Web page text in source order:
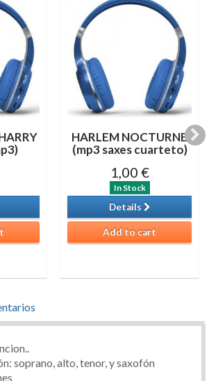
HARLEM NOCTURNE
(mp3 saxes cuarteto)
1,00 €
In Stock
Details
Add to cart
soprano, alto, tenor, y saxofón